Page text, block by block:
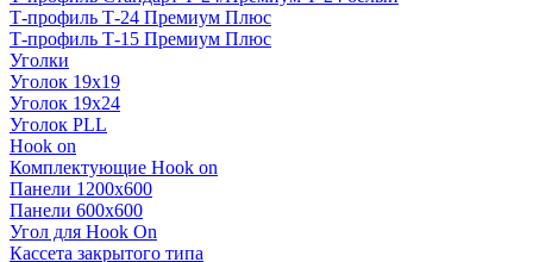
Т-профиль Т-24 Премиум Плюс
Т-профиль Т-15 Премиум Плюс
Уголки
Уголок 19х19
Уголок 19х24
Уголок PLL
Hook on
Комплектующие Hook on
Панели 1200х600
Панели 600х600
Угол для Hook On
Кассета закрытого типа